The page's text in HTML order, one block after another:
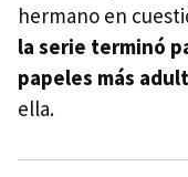
hermano en
la serie terminó
papeles más
ella.